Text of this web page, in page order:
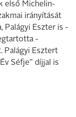
első Michelin-
irányítását
Palágyi Eszter is -
-
Palágyi Esztert
Séfje” díjjal is